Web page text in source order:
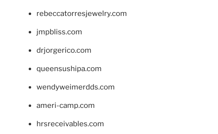
rebeccatorresjewelry.com
jmpbliss.com
drjorgerico.com
queensushipa.com
wendyweimerdds.com
ameri-camp.com
hrsreceivables.com